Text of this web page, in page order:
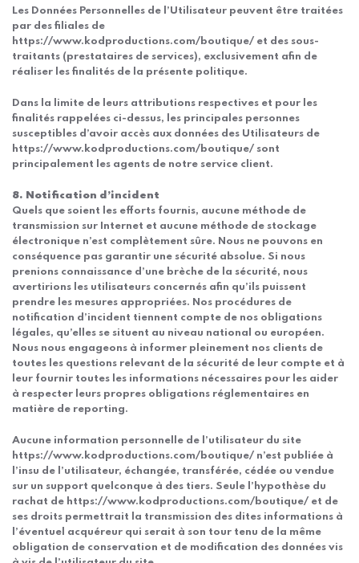
Les Données Personnelles de l’Utilisateur peuvent être traitées
par des filiales de
https://www.kodproductions.com/boutique/ et des sous-
traitants (prestataires de services), exclusivement afin de
réaliser les finalités de la présente politique.
Dans la limite de leurs attributions respectives et pour les
finalités rappelées ci-dessus, les principales personnes
susceptibles d’avoir accès aux données des Utilisateurs de
https://www.kodproductions.com/boutique/ sont
principalement les agents de notre service client.
8. Notification d’incident
Quels que soient les efforts fournis, aucune méthode de
transmission sur Internet et aucune méthode de stockage
électronique n’est complètement sûre. Nous ne pouvons en
conséquence pas garantir une sécurité absolue. Si nous
prenions connaissance d’une brèche de la sécurité, nous
avertirions les utilisateurs concernés afin qu’ils puissent
prendre les mesures appropriées. Nos procédures de
notification d’incident tiennent compte de nos obligations
légales, qu’elles se situent au niveau national ou européen.
Nous nous engageons à informer pleinement nos clients de
toutes les questions relevant de la sécurité de leur compte et à
leur fournir toutes les informations nécessaires pour les aider
à respecter leurs propres obligations réglementaires en
matière de reporting.
Aucune information personnelle de l’utilisateur du site
https://www.kodproductions.com/boutique/ n’est publiée à
l’insu de l’utilisateur, échangée, transférée, cédée ou vendue
sur un support quelconque à des tiers. Seule l’hypothèse du
rachat de https://www.kodproductions.com/boutique/ et de
ses droits permettrait la transmission des dites informations à
l’éventuel acquéreur qui serait à son tour tenu de la même
obligation de conservation et de modification des données vis